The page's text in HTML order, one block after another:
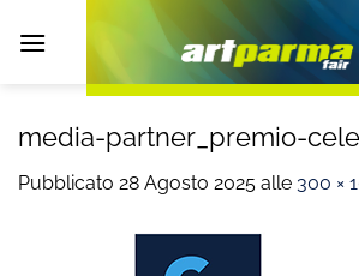
media-partner_premio-
Pubblicato 28 Agosto 2025 alle 300 ×